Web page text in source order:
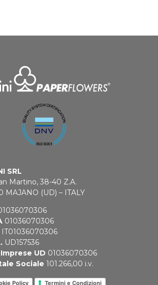
SRL
Martino, 38-40 Z.A.
MAJANO (UD) – ITALY
01036070306
IT01036070306
UD157536
UD 01036070306
Sociale 101.266,00 i.v.
Policy Termini e Condizioni